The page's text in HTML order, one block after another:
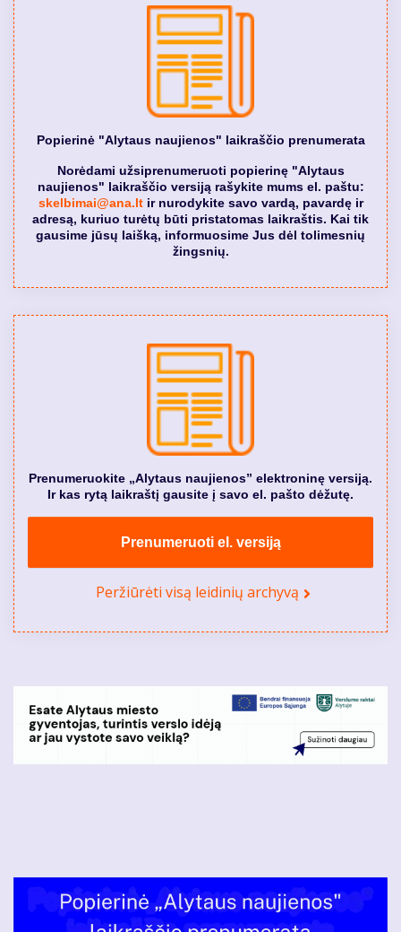
Popierinė "Alytaus naujienos" laikraščio prenumerata
Norėdami užsiprenumeruoti popierinę "Alytaus
naujienos" laikraščio versiją rašykite mums el. paštu:
skelbimai@ana.ltir nurodykite savo vardą, pavardę ir
adresą, kuriuo turėtų būti pristatomas laikraštis. Kai tik
gausime jūsų laišką, informuosime Jus dėl tolimesnių
žingsnių.
Prenumeruokite „Alytaus naujienos” elektroninę versiją.
Ir kas rytą laikraštį gausite į savo el. pašto dėžutę.
Prenumeruoti el. versiją
Peržiūrėti visą leidinių archyvą